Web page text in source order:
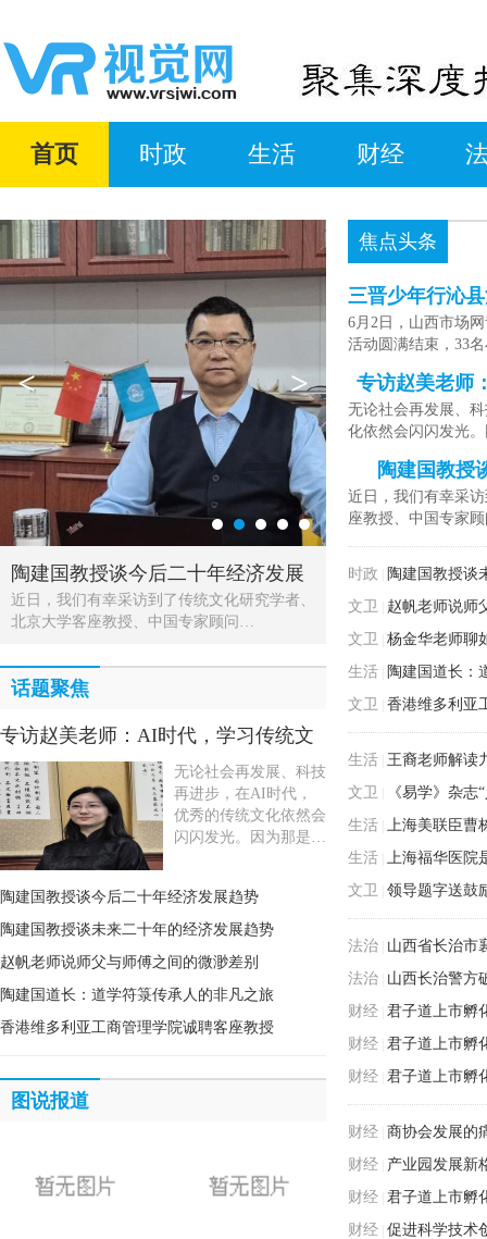
首页 时政 生活 财经
陶建国教授谈今后二十年经济发展
趋势
近日，我们有幸采访到了传统文化研究学者、
北京大学客座教授、中国专家顾问…
陶建国教授谈未
展趋势
近日，我们有幸邀请
赵帆老师说师父
差别
中国汉字文化中同音
< >
话题聚焦
专访赵美老师：AI时代，学习传统文
化的理由
无论社会再发展、科技
再进步，在AI时代，
优秀的传统文化依然会
闪闪发光。因为那是…
陶建国教授谈今后二十年经济发展趋势
陶建国教授谈未来二十年的经济发展趋势
赵帆老师说师父与师傅之间的微渺差别
陶建国道长：道学符箓传承人的非凡之旅
香港维多利亚工商管理学院诚聘客座教授
图说报道
焦点头条
三晋少年行沁
6月2日，山西市场
活动圆满结束，33
专访赵美老师
无论社会再发展、
化依然会闪闪发光
陶建国教授
近日，我们有幸采
座教授、中国专家
时政
陶建国教授谈
文卫
赵帆老师说师
文卫 杨金华老师聊
生活
陶建国道长：
文卫 香港维多利亚
生活 王裔老师解读
文卫
《易学》杂
生活 上海美联臣曹
生活 上海福华医院
文卫 领导题字送鼓
法治 山西省长治市
心
法治 山西长治警方
元
财经 君子道上市孵
财经 君子道上市孵
县域经济发展
财经 君子道上市孵
经济高质量发展
财经 商协会发展的
器助力转型升级
财经 产业园发展新
业园企业上市
财经 君子道上市孵
量发展
财经 促进科学技术